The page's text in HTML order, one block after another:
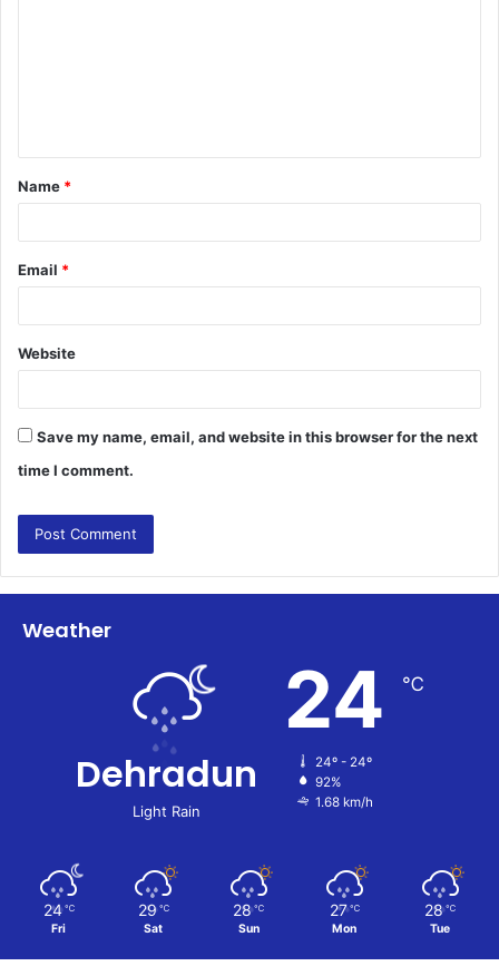
t
*
Name *
Email *
Website
Save my name, email, and website in this browser for the next
time I comment.
Weather
Dehradun
Light Rain
24 ℃
24º - 24º
92%
1.68 km/h
24 ℃
Fri
29 ℃
Sat
28 ℃
Sun
27 ℃
Mon
28 ℃
Tue